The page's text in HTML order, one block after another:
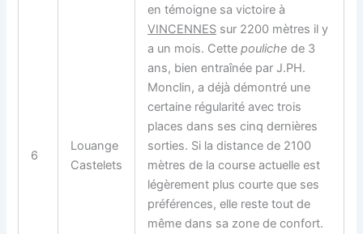
6
Louange
Castelets
en témoigne sa victoire à
VINCENNES sur 2200 mètres il y
a un mois. Cettepouliche de 3
ans, bien entraînée par J.PH.
Monclin, a déjà démontré une
certaine régularité avec trois
places dans ses cinq dernières
sorties. Si la distance de 2100
mètres de la course actuelle est
légèrement plus courte que ses
préférences, elle reste tout de
même dans sa zone de confort.